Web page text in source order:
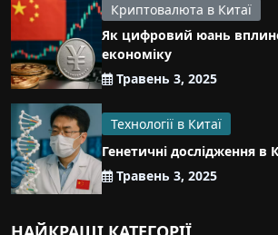
Криптовалюта в Китаї
Як цифровий юань
економіку
Травень 3, 2025
Технології в Китаї
Генетичні дослідження в
Травень 3, 2025